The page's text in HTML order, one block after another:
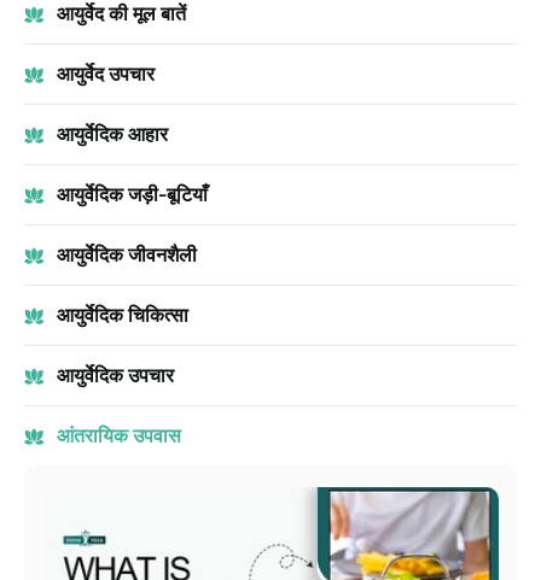
आयुर्वेद की मूल बातें
आयुर्वेद उपचार
आयुर्वेदिक आहार
आयुर्वेदिक जड़ी-बूटियाँ
आयुर्वेदिक जीवनशैली
आयुर्वेदिक चिकित्सा
आयुर्वेदिक उपचार
आंतरायिक उपवास